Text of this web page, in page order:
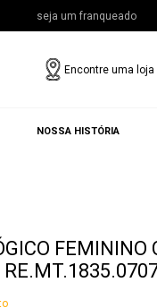
seja um franqueado
Encontre uma loja
NOSSA HISTÓRIA
FEMININO